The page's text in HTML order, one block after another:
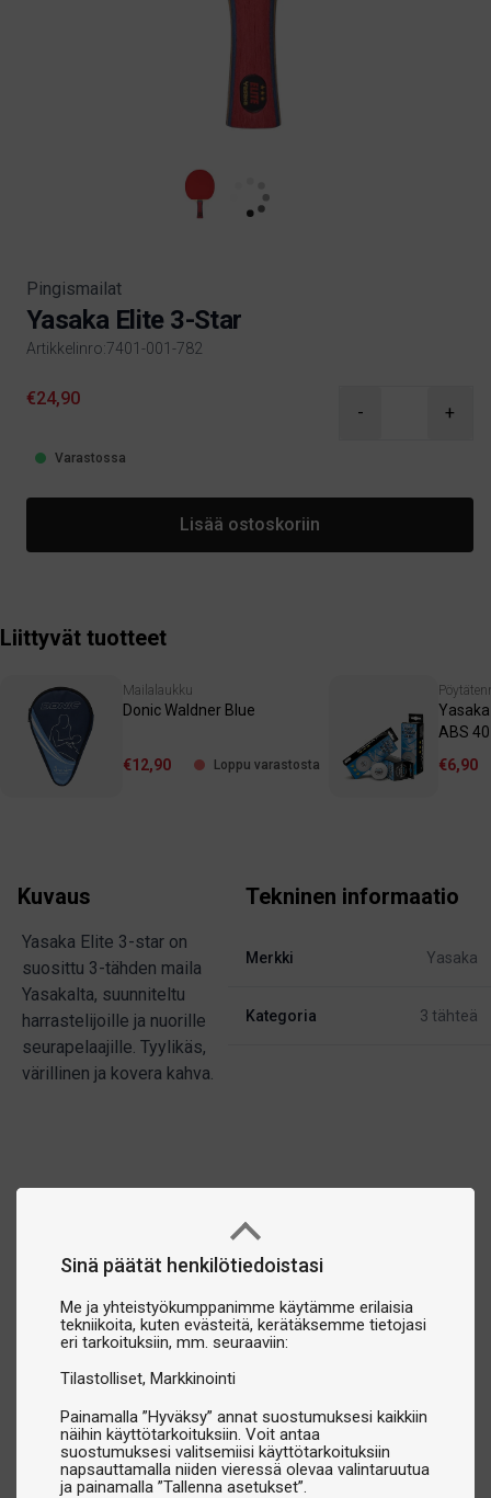
Sinä päätät henkilötiedoistasi
Me ja yhteistyökumppanimme käytämme erilaisia
tekniikoita, kuten evästeitä, kerätäksemme tietojasi
eri tarkoituksiin, mm. seuraaviin:
Tilastolliset Markkinointi
Painamalla ”Hyväksy” annat suostumuksesi kaikkiin
näihin käyttötarkoituksiin. Voit antaa
suostumuksesi valitsemiisi käyttötarkoituksiin
napsauttamalla niiden vieressä olevaa valintaruutua
ja painamalla ”Tallenna asetukset”.
Pingismailat
Yasaka Elite 3-Star
Artikkelinro:7401-001-782
Product information
€24,90
- +
Varastossa
Lisää ostoskoriin
Liittyvät tuotteet
Mailalaukku
Donic Waldner Blue
€12,90 Loppu varastosta
ABS
€6,90
Kuvaus
Yasaka Elite 3-star on
suosittu 3-tähden maila
Yasakalta, suunniteltu
harrastelijoille ja nuorille
seurapelaajille. Tyylikäs,
värillinen ja kovera kahva.
Tekninen informaatio
Merkki Yasaka
Kategoria 3 tähteä